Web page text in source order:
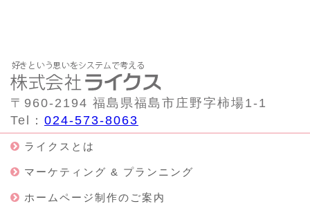
〒960-2194 福島県福島市庄野字柿場1-1
Tel： 024-573-8063
ライクスとは
マーケティング & プランニング
ホームページ制作のご案内